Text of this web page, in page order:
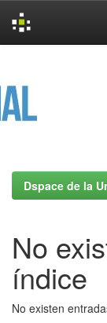
Dspace de la
No
índice
No existen